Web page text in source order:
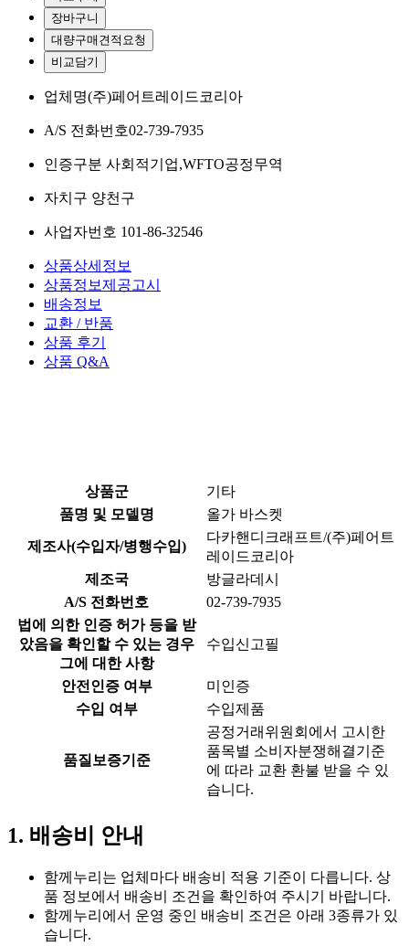
장바구니
대량구매견적요청
비교담기
업체명(주)페어트레이드코리아
A/S 전화번호02-739-7935
인증구분 사회적기업,WFTO공정무역
자치구 양천구
사업자번호 101-86-32546
상품상세정보
상품정보제공고시
배송정보
교환 / 반품
상품 후기
상품 Q&A
상품군
기타
품명 및 모델명
올가 바스켓
제조사(수입자/병행수입)
다카핸디크래프트/(주)페어트
레이드코리아
제조국
방글라데시
A/S 전화번호
02-739-7935
법에 의한 인증 허가 등을 받
았음을 확인할 수 있는 경우
그에 대한 사항
수입신고필
안전인증 여부
미인증
수입 여부
수입제품
품질보증기준
공정거래위원회에서 고시한
품목별 소비자분쟁해결기준
에 따라 교환 환불 받을 수 있
습니다.
1. 배송비 안내
함께누리는 업체마다 배송비 적용 기준이 다릅니다. 상
품 정보에서 배송비 조건을 확인하여 주시기 바랍니다.
함께누리에서 운영 중인 배송비 조건은 아래 3종류가 있
습니다.